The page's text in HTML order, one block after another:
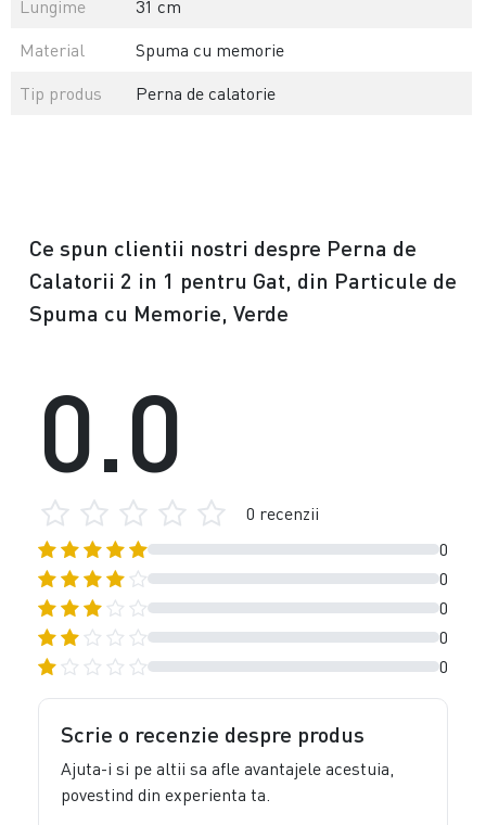
Lungime
31 cm
Material
Spuma cu memorie
Tip produs
Perna de calatorie
Ce spun clientii nostri despre Perna de
Calatorii 2 in 1 pentru Gat, din Particule de
Spuma cu Memorie, Verde
0
0
0
0
0
0.0
0 recenzii
Scrie o recenzie despre produs
Ajuta-i si pe altii sa afle avantajele acestuia,
povestind din experienta ta.